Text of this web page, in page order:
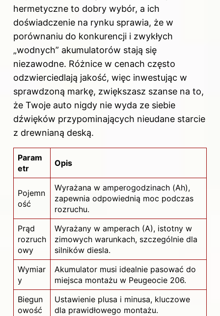
hermetyczne to dobry wybór, a ich
doświadczenie na rynku sprawia, że w
porównaniu do konkurencji i zwykłych
„wodnych” akumulatorów stają się
niezawodne. Różnice w cenach często
odzwierciedlają jakość, więc inwestując w
sprawdzoną markę, zwiększasz szanse na to,
że Twoje auto nigdy nie wyda ze siebie
dźwięków przypominających nieudane starcie
z drewnianą deską.
Param
etr
Opis
Pojemn
ość
Wyrażana w amperogodzinach (Ah),
zapewnia odpowiednią moc podczas
rozruchu.
Prąd
rozruch
owy
Wyrażany w amperach (A), istotny w
zimowych warunkach, szczególnie dla
silników diesla.
Wymiar
y
Akumulator musi idealnie pasować do
miejsca montażu w Peugeocie 206.
Biegun
owość
Ustawienie plusa i minusa, kluczowe
dla prawidłowego montażu.